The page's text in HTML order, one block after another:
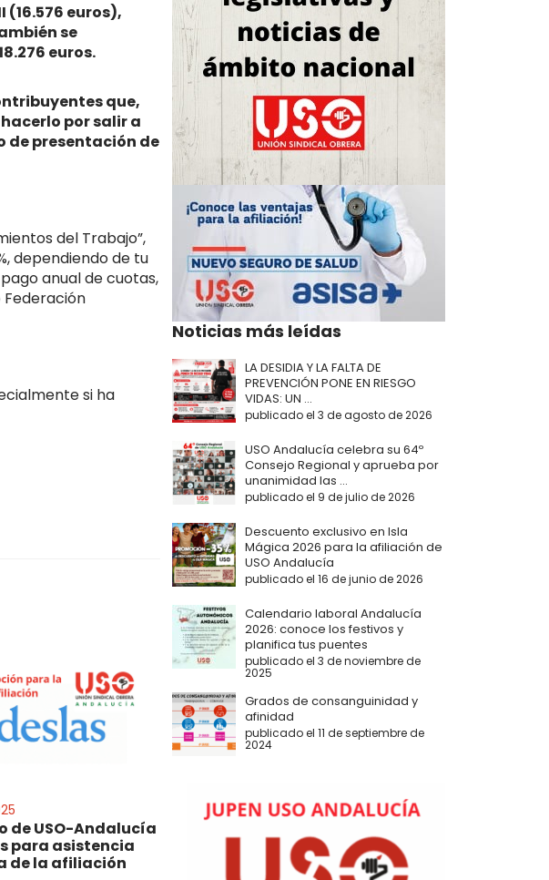
euros),
se
euros.
que,
por salir a
de presentación de
del Trabajo”,
dependiendo de tu
anual de cuotas,
Federación
si ha
de USO-Andalucía
para asistencia
de la afiliación
Noticias más leídas
LA DESIDIA Y LA FALTA DE
PREVENCIÓN PONE EN RIESGO
VIDAS: UN ...
publicado el 3 de agosto de 2026
USO Andalucía celebra su 64º
Consejo Regional y aprueba por
unanimidad las ...
publicado el 9 de julio de 2026
Descuento exclusivo en Isla
Mágica 2026 para la afiliación de
USO Andalucía
publicado el 16 de junio de 2026
Calendario laboral Andalucía
2026: conoce los festivos y
planifica tus puentes
publicado el 3 de noviembre de
2025
Grados de consanguinidad y
afinidad
publicado el 11 de septiembre de
2024